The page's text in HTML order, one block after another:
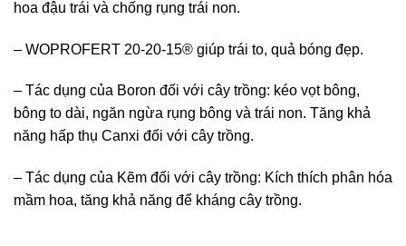
hoa đậu trái và chống rụng trái non.
– WOPROFERT 20-20-15® giúp trái to, quả bóng đẹp.
– Tác dụng của Boron đối với cây trồng: kéo vọt bông,
bông to dài, ngăn ngừa rụng bông và trái non. Tăng khả
năng hấp thụ Canxi đối với cây trồng.
– Tác dụng của Kẽm đối với cây trồng: Kích thích phân hóa
mầm hoa, tăng khả năng để kháng cây trồng.